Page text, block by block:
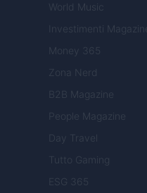
World Music
Investimenti Magazine
Money 365
Zona Nerd
B2B Magazine
People Magazine
Day Travel
Tutto Gaming
ESG 365